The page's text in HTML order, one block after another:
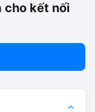
cho kết nối